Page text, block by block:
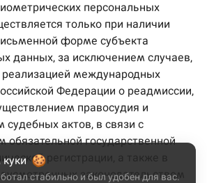
персональных
только при наличии
форме субъекта
данных, за исключением случаев,
реализацией международных
Федерации о реадмиссии,
правосудия и
судебных актов, в связи с
обязательной государственной
регистрации, а также в
законодательством
стабильно и был удобен для вас.